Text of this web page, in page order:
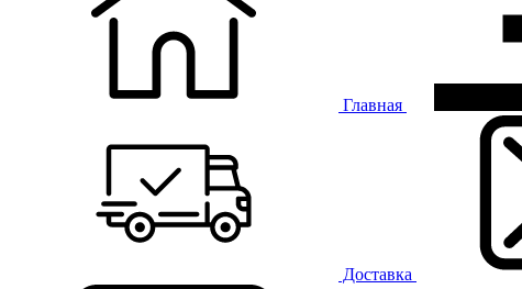
Главная
Доставка